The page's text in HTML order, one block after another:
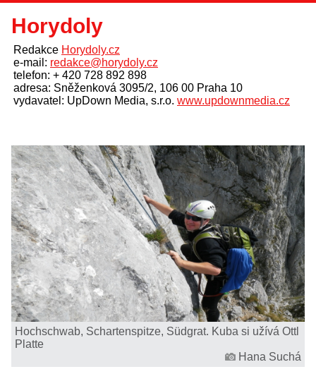
Horydoly
Redakce Horydoly.cz
e-mail: redakce@horydoly.cz
telefon: + 420 728 892 898
adresa: Sněženková 3095/2, 106 00 Praha 10
vydavatel: UpDown Media, s.r.o. www.updownmedia.cz
Hochschwab, Schartenspitze, Südgrat. Kuba si užívá Ottl
Platte
Hana Suchá